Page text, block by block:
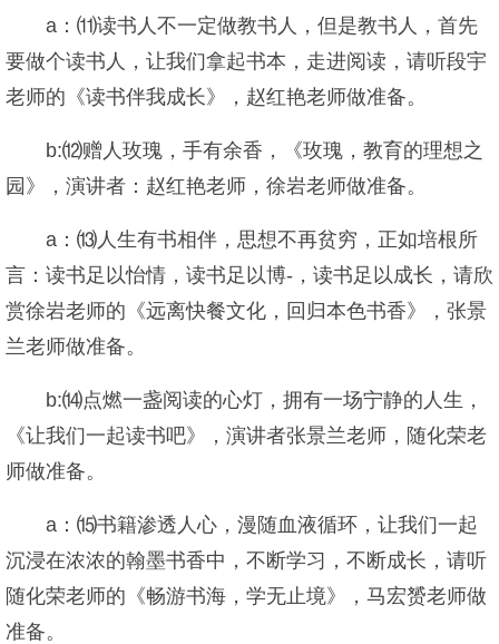
a：⑾读书人不一定做教书人，但是教书人，首先
要做个读书人，让我们拿起书本，走进阅读，请听段宇
老师的《读书伴我成长》，赵红艳老师做准备。
b:⑿赠人玫瑰，手有余香，《玫瑰，教育的理想之
园》，演讲者：赵红艳老师，徐岩老师做准备。
a：⒀人生有书相伴，思想不再贫穷，正如培根所
言：读书足以怡情，读书足以博-，读书足以成长，请欣
赏徐岩老师的《远离快餐文化，回归本色书香》，张景
兰老师做准备。
b:⒁点燃一盏阅读的心灯，拥有一场宁静的人生，
《让我们一起读书吧》，演讲者张景兰老师，随化荣老
师做准备。
a：⒂书籍渗透人心，漫随血液循环，让我们一起
沉浸在浓浓的翰墨书香中，不断学习，不断成长，请听
随化荣老师的《畅游书海，学无止境》，马宏赟老师做
准备。